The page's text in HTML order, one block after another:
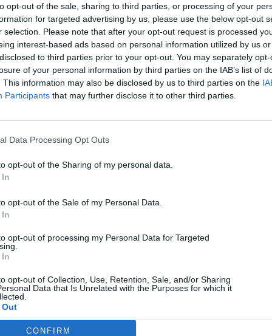
opt-out of the sale, sharing to third parties, or processing of your
for targeted advertising by us, please use the below opt-out
selection. Please note that after your opt-out request is processed
interest-based ads based on personal information utilized by us
to third parties prior to your opt-out. You may separately
of your personal information by third parties on the IAB’s list of
This information may also be disclosed by us to third parties on the
Participants that may further disclose it to other third parties.
Data Processing Opt Outs
opt-out of the Sharing of my personal data.
opt-out of the Sale of my Personal Data.
opt-out of processing my Personal Data for Targeted
opt-out of Collection, Use, Retention, Sale, and/or Sharing
Data that Is Unrelated with the Purposes for which it
CONFIRM
Science